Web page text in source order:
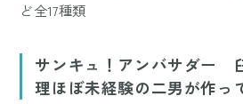
ど全17種類
サンキュ！アンバサダー
理ほぼ未経験の二男が作っ